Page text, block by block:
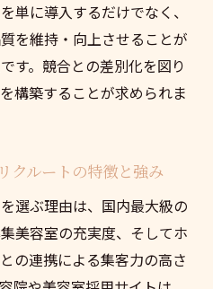
単に導入するだけでなく、
を維持・向上させることが
す。競合との差別化を図り
構築することが求められま
クルートの特徴と強み
選ぶ理由は、国内最大級の
美容室の充実度、そしてホ
の連携による集客力の高さ